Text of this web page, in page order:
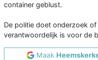
container geblust.
De politie doet onderzoek
verantwoordelijk is voor de
Maak